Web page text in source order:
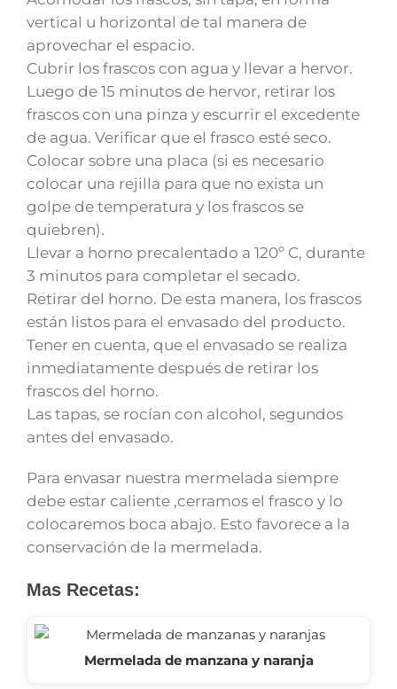
vertical u horizontal de tal manera de
aprovechar el espacio.
Cubrir los frascos con agua y llevar a hervor.
Luego de 15 minutos de hervor, retirar los
frascos con una pinza y escurrir el excedente
de agua. Verificar que el frasco esté seco.
Colocar sobre una placa (si es necesario
colocar una rejilla para que no exista un
golpe de temperatura y los frascos se
quiebren).
Llevar a horno precalentado a 120º C, durante
3 minutos para completar el secado.
Retirar del horno. De esta manera, los frascos
están listos para el envasado del producto.
Tener en cuenta, que el envasado se realiza
inmediatamente después de retirar los
frascos del horno.
Las tapas, se rocían con alcohol, segundos
antes del envasado.
Para envasar nuestra mermelada siempre
debe estar caliente ,cerramos el frasco y lo
colocaremos boca abajo. Esto favorece a la
conservación de la mermelada.
Mas Recetas:
Mermelada de manzana y naranja